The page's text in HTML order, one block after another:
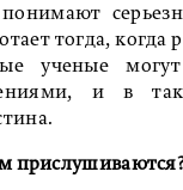
тогда, когда
ученые
и в